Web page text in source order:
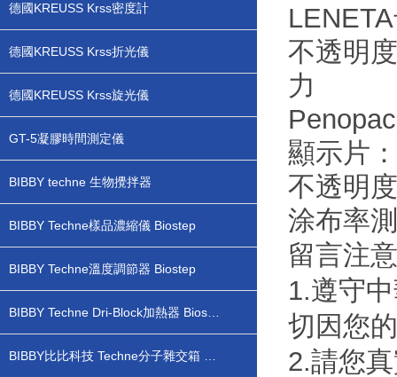
德國KREUSS Krss密度計
德國KREUSS Krss折光儀
德國KREUSS Krss旋光儀
GT-5凝膠時間測定儀
BIBBY techne 生物攪拌器
BIBBY Techne樣品濃縮儀 Biostep
BIBBY Techne溫度調節器 Biostep
不透明
力
顯示片
不透明
涂布率
留言注
1.遵守
切因您
2.請您